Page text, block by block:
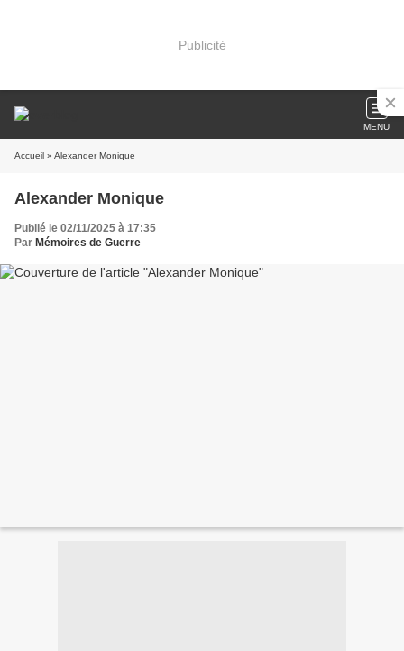
Publicité
MENU
Accueil » Alexander Monique
Alexander Monique
Publié le 02/11/2025 à 17:35
Par Mémoires de Guerre